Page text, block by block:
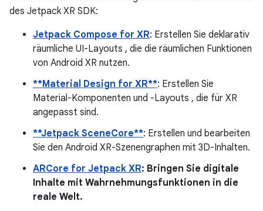
des Jetpack XR SDK:
Jetpack Compose for XR: Erstellen Sie deklarativ
räumliche UI-Layouts , die die räumlichen Funktionen
von Android XR nutzen.
**Material Design for XR**: Erstellen Sie
Material-Komponenten und -Layouts , die für XR
angepasst sind.
**Jetpack SceneCore**: Erstellen und bearbeiten
Sie den Android XR-Szenengraphen mit 3D-Inhalten.
ARCore for Jetpack XR: Bringen Sie digitale
Inhalte mit Wahrnehmungsfunktionen in die
reale Welt.